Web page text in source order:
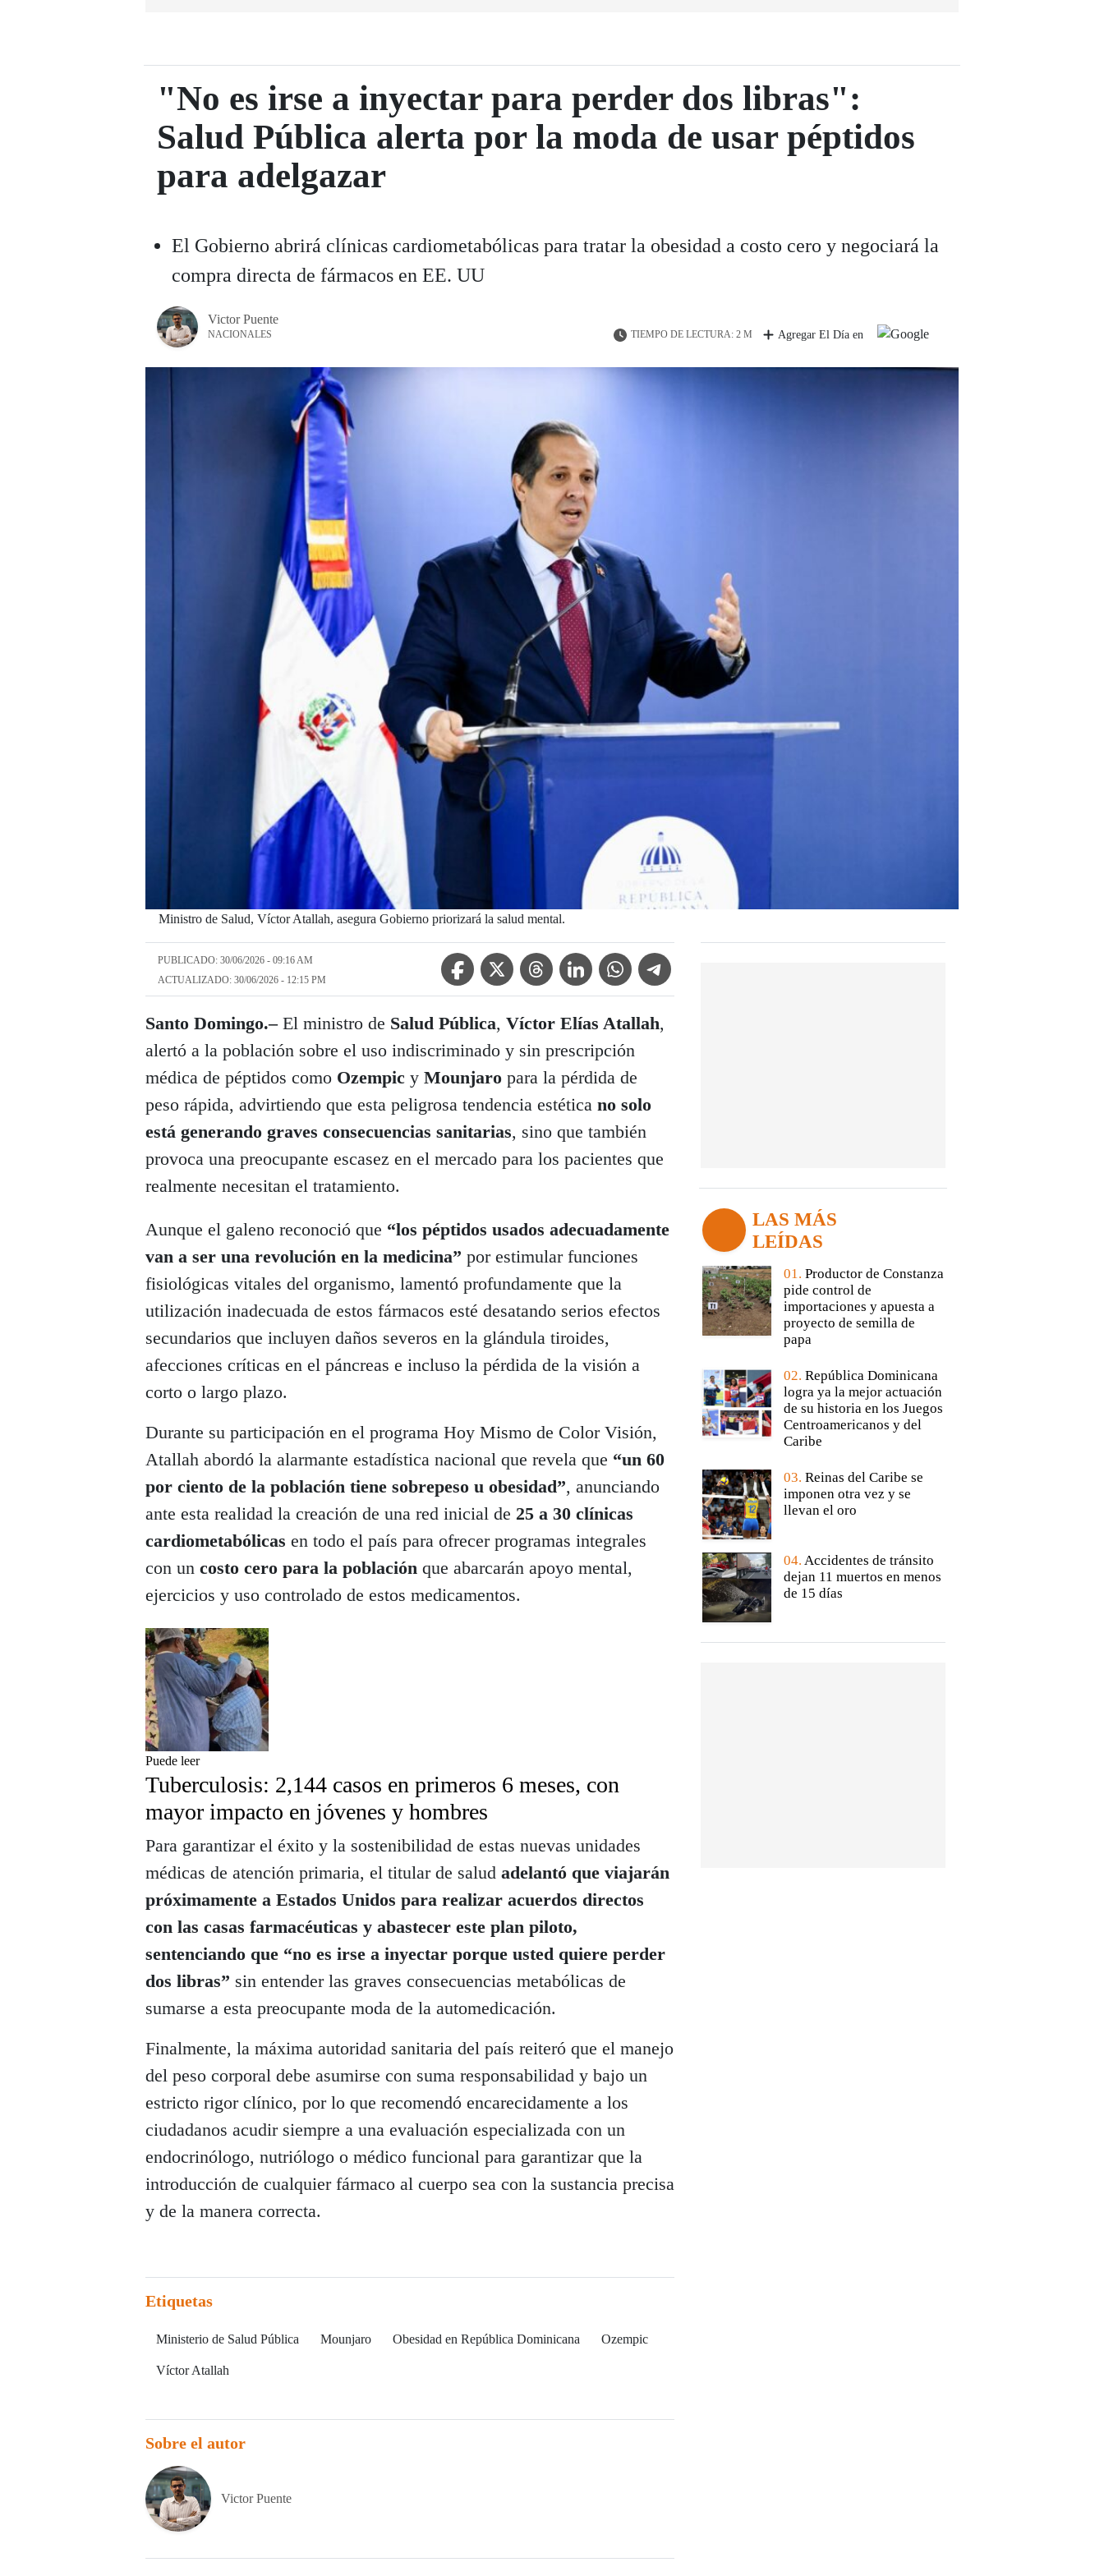
"No es irse a inyectar para perder dos libras":
Salud Pública alerta por la moda de usar péptidos
para adelgazar
El Gobierno abrirá clínicas cardiometabólicas para tratar la obesidad a costo cero y negociará la
compra directa de fármacos en EE. UU
Victor Puente
NACIONALES TIEMPO DE LECTURA: 2 M Agregar El Día en
Ministro de Salud, Víctor Atallah, asegura Gobierno priorizará la salud mental.
PUBLICADO: 30/06/2026 - 09:16 AM
ACTUALIZADO: 30/06/2026 - 12:15 PM
Facebook IconTwitter IconThreads IconLinkedin IconWhatsApp IconTelegram Icon
Santo Domingo.–El ministro de Salud Pública, Víctor Elías Atallah,
alertó a la población sobre el uso indiscriminado y sin prescripción
médica de péptidos como Ozempic y Mounjaro para la pérdida de
peso rápida, advirtiendo que esta peligrosa tendencia estética no solo
está generando graves consecuencias sanitarias, sino que también
provoca una preocupante escasez en el mercado para los pacientes que
realmente necesitan el tratamiento.
Aunque el galeno reconoció que “los péptidos usados adecuadamente
van a ser una revolución en la medicina” por estimular funciones
fisiológicas vitales del organismo, lamentó profundamente que la
utilización inadecuada de estos fármacos esté desatando serios efectos
secundarios que incluyen daños severos en la glándula tiroides,
afecciones críticas en el páncreas e incluso la pérdida de la visión a
corto o largo plazo.
Durante su participación en el programa Hoy Mismo de Color Visión,
Atallah abordó la alarmante estadística nacional que revela que “un 60
por ciento de la población tiene sobrepeso u obesidad”, anunciando
ante esta realidad la creación de una red inicial de 25 a 30 clínicas
cardiometabólicas en todo el país para ofrecer programas integrales
con un costo cero para la población que abarcarán apoyo mental,
ejercicios y uso controlado de estos medicamentos.
Puede leer
Tuberculosis: 2,144 casos en primeros 6 meses, con
mayor impacto en jóvenes y hombres
Para garantizar el éxito y la sostenibilidad de estas nuevas unidades
médicas de atención primaria, el titular de salud adelantó que viajarán
próximamente a Estados Unidos para realizar acuerdos directos
con las casas farmacéuticas y abastecer este plan piloto,
sentenciando que “no es irse a inyectar porque usted quiere perder
dos libras” sin entender las graves consecuencias metabólicas de
sumarse a esta preocupante moda de la automedicación.
Finalmente, la máxima autoridad sanitaria del país reiteró que el manejo
del peso corporal debe asumirse con suma responsabilidad y bajo un
estricto rigor clínico, por lo que recomendó encarecidamente a los
ciudadanos acudir siempre a una evaluación especializada con un
endocrinólogo, nutriólogo o médico funcional para garantizar que la
introducción de cualquier fármaco al cuerpo sea con la sustancia precisa
y de la manera correcta.
Etiquetas
Ministerio de Salud Pública Mounjaro Obesidad en República Dominicana Ozempic
Víctor Atallah
Sobre el autor
Victor Puente
LAS MÁS
LEÍDAS
01. Productor de Constanza
pide control de
importaciones y apuesta a
proyecto de semilla de
papa
02. República Dominicana
logra ya la mejor actuación
de su historia en los Juegos
Centroamericanos y del
Caribe
03. Reinas del Caribe se
imponen otra vez y se
llevan el oro
04. Accidentes de tránsito
dejan 11 muertos en menos
de 15 días